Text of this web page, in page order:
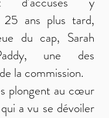
25 ans plus tard,
du cap, Sarah
une des
la commission.
plongent au cœur
a vu se dévoiler